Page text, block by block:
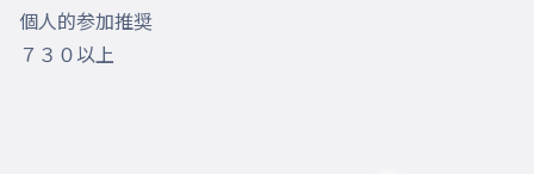
個人的参加推奨
７３０以上